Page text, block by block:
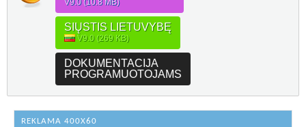
SIŲSTIS LIETUVYBĘ
V9.0 (269 KB)
DOKUMENTACIJA
PROGRAMUOTOJAMS
REKLAMA 400X60